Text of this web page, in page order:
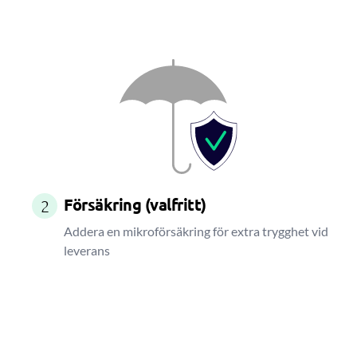
2 Försäkring (valfritt)
Addera en mikroförsäkring för extra trygghet vid
leverans